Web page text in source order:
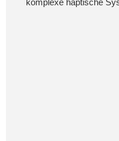
komplexe haptische